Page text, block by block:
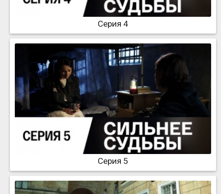
Серия 4
Серия 5